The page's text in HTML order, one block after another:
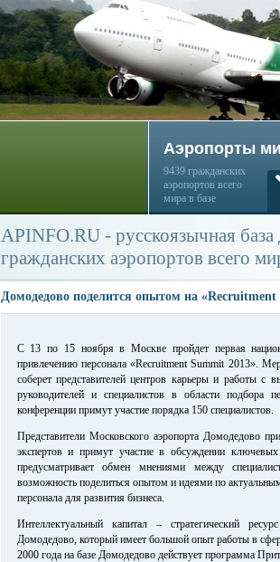
Аэропорты
9439 гражданских
аэропортов всего
мира в базе
APINFO.RU - русскоязычная
гражданских аэропортов всего
Домодедово поделится опытом на «Recruitment
С 13 по 15 ноября в Москве пройдет первая
привлечению персонала «Recruitment Summit 2013».
соберет представителей центров карьеры и работы с
руководителей и специалистов в области подбора
конференции примут участие порядка 150 специалистов.
Представители Московского аэропорта Домодедово
экспертов и примут участие в обсуждении
предусматривает обмен мнениями между
возможность поделиться опытом и идеями по
персонала для развития бизнеса.
Интеллектуальный капитал – стратегический
Домодедово, который имеет большой опыт работы в
2000 года на базе Домодедово действует программа